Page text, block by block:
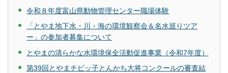
令和８年度富山県動物管理センター職場体験
「とやま地下水・川・海の環境観察会＆名水巡りツア
ー」の参加者募集について
とやまの清らかな水環境保全活動促進事業（令和7年度）
第39回とやまチビッ子とんかち大将コンクールの審査結